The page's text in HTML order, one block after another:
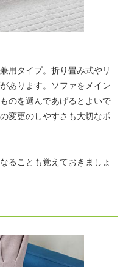
用タイプ。折り畳み式やリ
あります。ソファをメイン
のを選んであげるとよいで
変更のしやすさも大切なポ
ることも覚えておきましょ